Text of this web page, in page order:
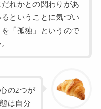
れかとの関わりがあ
ということに気づい
「孤独」というので
の2つが
は自分